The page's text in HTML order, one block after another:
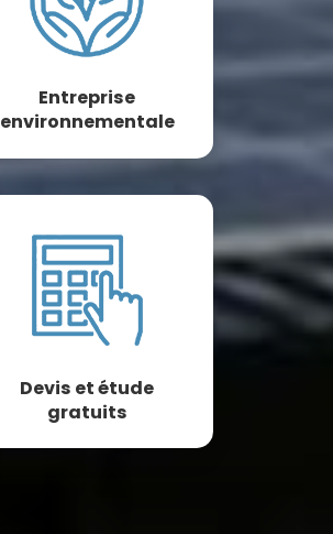
Entreprise
environnementale
Devis et étude
gratuits